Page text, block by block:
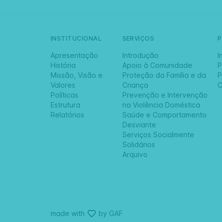
INSTITUCIONAL
Apresentação
História
Missão, Visão e
Valores
Políticas
Estrutura
Relatórios
SERVIÇOS
Introdução
Apoio à Comunidade
Proteção da Família e da
Criança
Prevenção e Intervenção
na Violência Doméstica
Saúde e Comportamento
Desviante
Serviços Socialmente
Solidários
Arquivo
made with by GAF